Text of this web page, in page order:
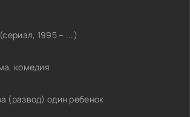
1995 – ...)
комедия
(развод) один ребенок